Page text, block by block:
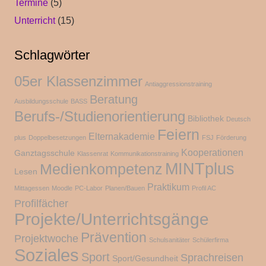
Termine (5)
Unterricht(15)
Schlagwörter
05er Klassenzimmer Antiaggressionstraining
Ausbildungsschule BASS Beratung
Berufs-/Studienorientierung Bibliothek Deutsch
plus Doppelbesetzungen Elternakademie Feiern FSJ Förderung
Ganztagsschule Klassenrat Kommunikationstraining Kooperationen
Lesen Medienkompetenz MINTplus
Mittagessen Moodle PC-Labor Planen/Bauen Praktikum Profil AC
Profilfächer
Projekte/Unterrichtsgänge
Projektwoche Prävention Schulsanitäter Schülerfirma
Soziales Sport Sport/Gesundheit Sprachreisen